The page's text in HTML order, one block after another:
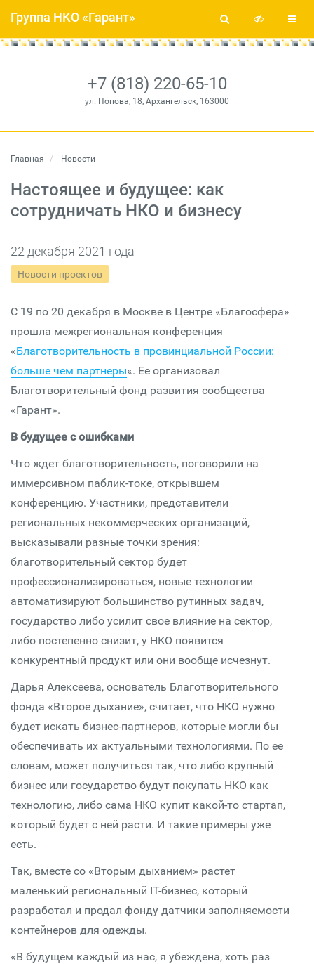
+7 (818) 220-65-10
ул. Попова, 18, Архангельск, 163000
Группа НКО «Гарант»
Главная Новости
Настоящее и будущее: как
сотрудничать НКО и бизнесу
22 декабря 2021 года
Новости проектов
С 19 по 20 декабря в Москве в Центре «Благосфера»
прошла межрегиональная конференция
«Благотворительность в провинциальной России:
больше чем партнеры«. Ее организовал
Благотворительный фонд развития сообщества
«Гарант».
В будущее с ошибками
Что ждет благотворительность, поговорили на
иммерсивном паблик-токе, открывшем
конференцию. Участники, представители
региональных некоммерческих организаций,
высказывали разные точки зрения:
благотворительный сектор будет
профессионализироваться, новые технологии
автоматизируют большинство рутинных задач,
государство либо усилит свое влияние на сектор,
либо постепенно снизит, у НКО появится
конкурентный продукт или они вообще исчезнут.
Дарья Алексеева, основатель Благотворительного
фонда «Второе дыхание», считает, что НКО нужно
будет искать бизнес-партнеров, которые могли бы
обеспечивать их актуальными технологиями. По ее
словам, может получиться так, что либо крупный
бизнес или государство будут покупать НКО как
технологию, либо сама НКО купит какой-то стартап,
который будет с ней расти. И такие примеры уже
есть.
Так, вместе со «Вторым дыханием» растет
маленький региональный IT-бизнес, который
разработал и продал фонду датчики заполняемости
контейнеров для одежды.
«В будущем каждый из нас, я убеждена, хоть раз